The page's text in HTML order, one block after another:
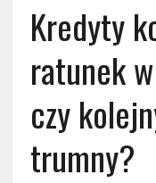
Kredyty
ratunek
czy
trumny?